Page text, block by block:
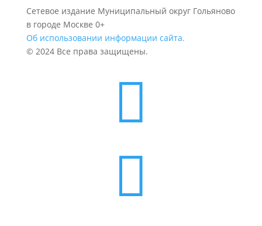
Сетевое издание Муниципальный округ Гольяново
в городе Москве 0+
Об использовании информации сайта.
© 2024 Все права защищены.

